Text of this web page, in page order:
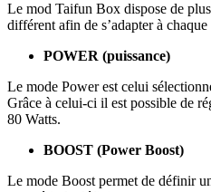
Le mod Taifun Box dispose de
différent afin de s’adapter à
POWER (puissance)
Le mode Power est celui
Grâce à celui-ci il est possible de
80 Watts.
BOOST (Power Boost)
Le mode Boost permet de définir